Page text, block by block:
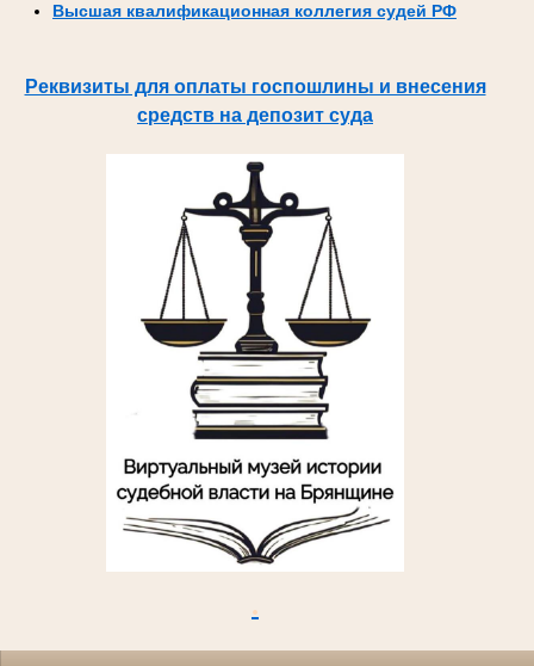
Высшая квалификационная коллегия судей РФ
Реквизиты для оплаты госпошлины и внесения
средств на депозит суда
.